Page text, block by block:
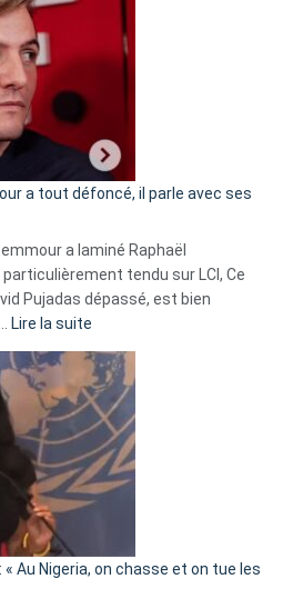
d’alliance
secrète
«
C’est
fake
news
»
a tout défoncé, il parle avec ses
a laminé Raphaël
tendu sur LCI, Ce
Pujadas dépassé, est bien
Lire la suite
Tegnér
exulte
« Zemmour
a
tout
parle
« Au Nigeria, on chasse et on tue les